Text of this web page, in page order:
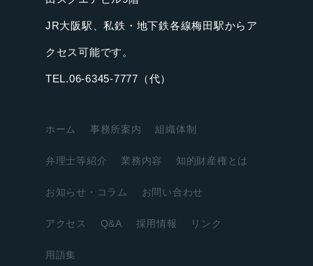
JR大阪駅、私鉄・地下鉄各線梅田駅からア
クセス可能です。
TEL.06-6345-7777（代）
ホーム 事務所案内 組織体制
弁理士等紹介 業務内容 知的財産権とは
お知らせ・コラム お問い合わせ
アクセス Q&A 採用情報 リンク
用語集